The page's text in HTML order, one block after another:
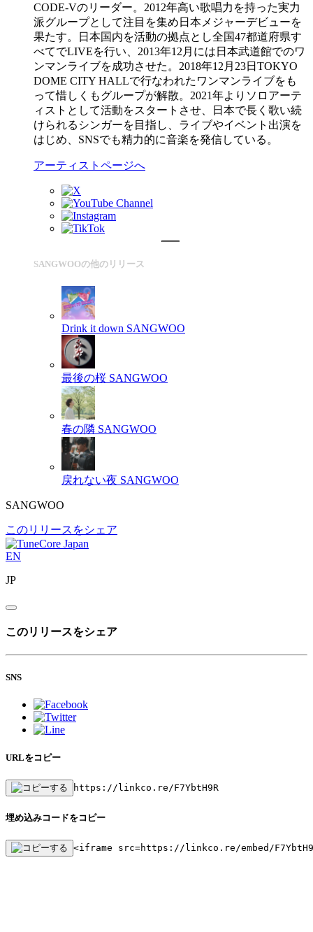
CODE-Vのリーダー。2012年高い歌唱力を持った実力
派グループとして注目を集め日本メジャーデビューを
果たす。日本国内を活動の拠点とし全国47都道府県す
べてでLIVEを行い、2013年12月には日本武道館でのワ
ンマンライブを成功させた。2018年12月23日TOKYO
DOME CITY HALLで行なわれたワンマンライブをも
って惜しくもグループが解散。2021年よりソロアーテ
ィストとして活動をスタートさせ、日本で長く歌い続
けられるシンガーを目指し、ライブやイベント出演を
はじめ、SNSでも精力的に音楽を発信している。
アーティストページへ
SANGWOOの他のリリース
Drink it down SANGWOO
最後の桜 SANGWOO
春の隣 SANGWOO
戻れない夜 SANGWOO
SANGWOO
このリリースをシェア
EN
JP
このリリースをシェア
SNS
URLをコピー
https://linkco.re/F7YbtH9R
埋め込みコードをコピー
<iframe src=https://linkco.re/embed/